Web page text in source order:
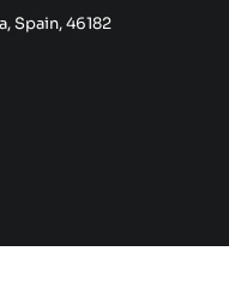
Spain, 46182